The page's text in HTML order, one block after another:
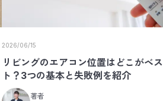
2026/06/15
リビングのエアコン位置はどこがベス
ト？3つの基本と失敗例を紹介
著者